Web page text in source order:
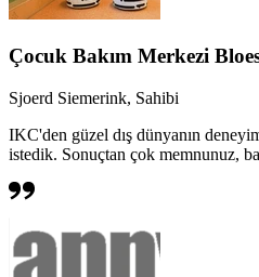
Çocuk Bakım Merkezi
Sjoerd Siemerink, Sahibi
IKC'den güzel dış dünyanın
istedik. Sonuçtan çok memnunuz,